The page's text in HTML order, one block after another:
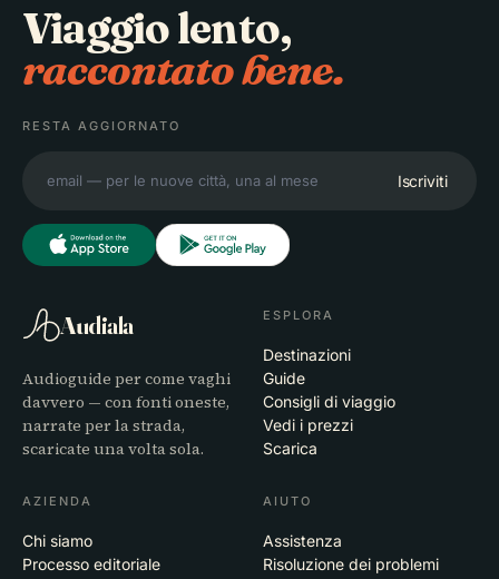
Viaggio lento,
raccontato bene.
RESTA AGGIORNATO
Iscriviti
Audiala
Audioguide per come vaghi
davvero — con fonti oneste,
narrate per la strada,
scaricate una volta sola.
ESPLORA
Destinazioni
Guide
Consigli di viaggio
Vedi i prezzi
Scarica
AZIENDA
Chi siamo
Processo editoriale
AIUTO
Assistenza
Risoluzione dei problemi